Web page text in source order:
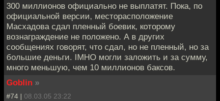
300 миллионов официально не выплатят. Пока, по
официальной версии, месторасположение
Масхадова сдал пленный боевик, которому
вознаграждение не положено. А в других
сообщениях говорят, что сдал, но не пленный, но за
большие деньги. IMHO могли заложить и за сумму,
много меньшую, чем 10 миллионов баксов.
Goblin »
#74 | 08.03.05 23:22